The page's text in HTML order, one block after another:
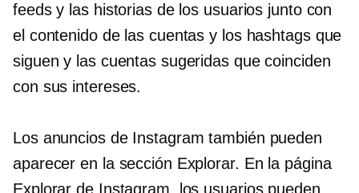
feeds y las historias de los usuarios junto con
el contenido de las cuentas y los hashtags que
siguen y las cuentas sugeridas que coinciden
con sus intereses.
Los anuncios de Instagram también pueden
aparecer en la sección Explorar. En la página
Explorar de Instagram, los usuarios pueden